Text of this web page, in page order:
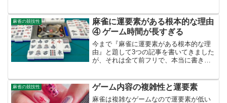
んて不可能だと思う人もいる...
麻雀の競技性
麻雀に運要素がある根本的な理由
④ ゲーム時間が長すぎる
今まで『麻雀に運要素がある根本的な理
由』と題して3つの記事を書いてきました
が、それは全て前フリで、本当に書きた
には『麻雀は運要素が高い割に1回（1半
荘）のゲームにかかる...
麻雀の競技性 ゲーム内容の複雑性と運要素
麻雀は複雑なゲームなので運要素が低い